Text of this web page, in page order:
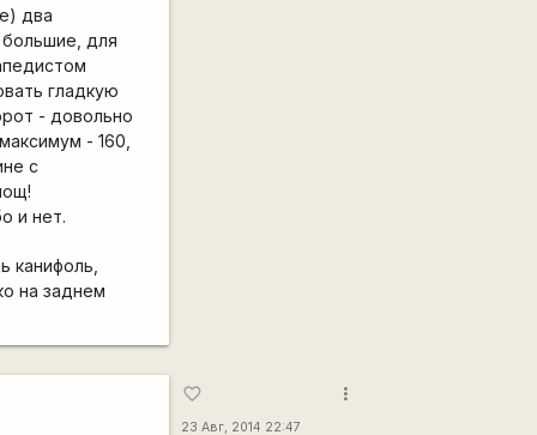
два
для
гладкую
- довольно
- 160,
с
и нет.
канифоль,
на заднем
favorite_border
23 Авг, 2014 22:47
more_vert